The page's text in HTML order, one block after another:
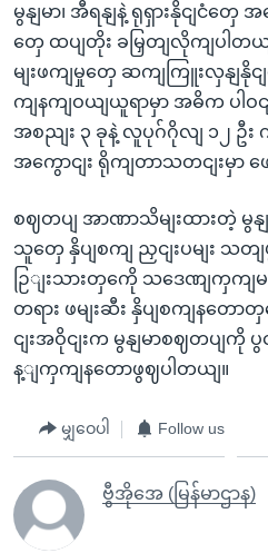
မွနျမာ၊ အီရနျနဲ့ ရုရှားနိုငျငံတှ
တှေ ထပျတိုး ခမြှတျလိုကျပါတ
မျးဖကျမှုတှေ ဆကျကြူးလှနျနို
ကျနကျဝယျယူရာမှာ အဓိက ပါဝ
အစညျး ၃ ခုနဲ့ လူပုဂ်ဂိုလျ ၁၂
အကွောငျး ရိုကျတာသတငျးမှာ ဖ
စဈတပျ အာဏာသိမျးထားတဲ့ မွနျ
သူတှေ နှိပျစကျ ညှငျးပမျး သတ
ဉြျးသားတှကေို သဒေဏျကှကျ
တရား ဖမျးဆီး နှိပျစကျနတ
ငျးအဝိုငျးက မွနျမာစဈတပျကို ပွ
န့ျကှကျနတောဖွဈပါတယျ။
မျှဝေပါ Follow us
ဗွီအိုအေ (မြန်မာဌာန)